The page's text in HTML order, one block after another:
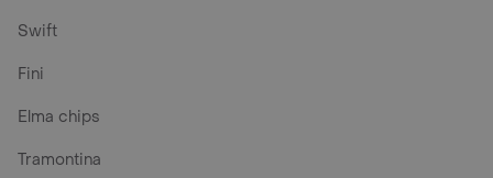
Swift
Fini
Elma chips
Tramontina